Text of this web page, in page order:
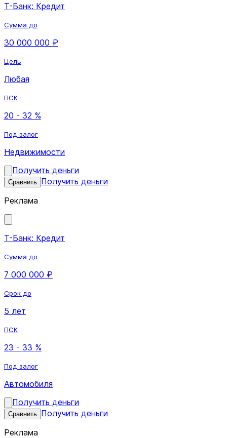
Т-Банк: Кредит
Сумма до
30 000 000 ₽
Цель
Любая
ПСК
20 - 32 %
Под залог
Недвижимости
Получить деньги
Сравнить Получить деньги
Реклама
Т-Банк: Кредит
Сумма до
7 000 000 ₽
Срок до
5 лет
ПСК
23 - 33 %
Под залог
Автомобиля
Получить деньги
Сравнить Получить деньги
Реклама